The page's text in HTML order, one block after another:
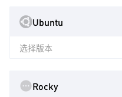
Ubuntu
选择版本
Rocky